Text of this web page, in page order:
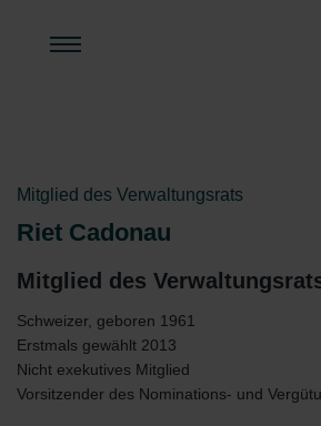
Mitglied des Verwaltungsrats
Riet Cadonau
Mitglied des
Schweizer, geboren 1961
Erstmals gewählt 2013
Nicht exekutives Mitglied
Vorsitzender des Nominations- und